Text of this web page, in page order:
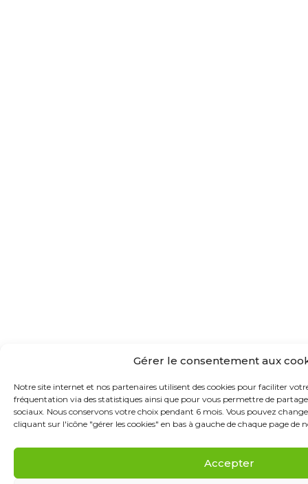
Gérer le consentement aux
Notre site internet et nos partenaires utilisent des cookies pour faciliter
fréquentation via des statistiques ainsi que pour vous permettre de
sociaux. Nous conservons votre choix pendant 6 mois. Vous pouvez
cliquant sur l'icône "gérer les cookies" en bas à gauche de chaque page de
Accepter